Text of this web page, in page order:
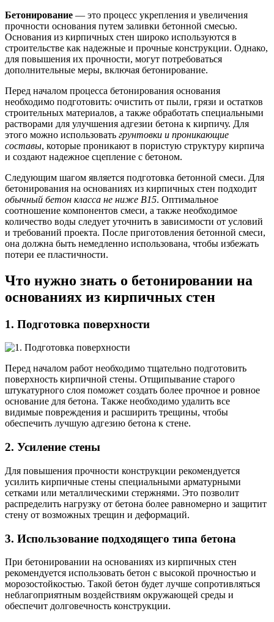
Бетонирование — это процесс укрепления и увеличения
прочности основания путем заливки бетонной смесью.
Основания из кирпичных стен широко используются в
строительстве как надежные и прочные конструкции. Однако,
для повышения их прочности, могут потребоваться
дополнительные меры, включая бетонирование.
Перед началом процесса бетонирования основания
необходимо подготовить: очистить от пыли, грязи и остатков
строительных материалов, а также обработать специальными
растворами для улучшения адгезии бетона к кирпичу. Для
этого можно использовать грунтовки и проникающие
составы, которые проникают в пористую структуру кирпича
и создают надежное сцепление с бетоном.
Следующим шагом является подготовка бетонной смеси. Для
бетонирования на основаниях из кирпичных стен подходит
обычный бетон класса не ниже B15. Оптимальное
соотношение компонентов смеси, а также необходимое
количество воды следует уточнить в зависимости от условий
и требований проекта. После приготовления бетонной смеси,
она должна быть немедленно использована, чтобы избежать
потери ее пластичности.
Что нужно знать о бетонировании на
основаниях из кирпичных стен
1. Подготовка поверхности
Перед началом работ необходимо тщательно подготовить
поверхность кирпичной стены. Отщипывание старого
штукатурного слоя поможет создать более прочное и ровное
основание для бетона. Также необходимо удалить все
видимые повреждения и расширить трещины, чтобы
обеспечить лучшую адгезию бетона к стене.
2. Усиление стены
Для повышения прочности конструкции рекомендуется
усилить кирпичные стены специальными арматурными
сетками или металлическими стержнями. Это позволит
распределить нагрузку от бетона более равномерно и защитит
стену от возможных трещин и деформаций.
3. Использование подходящего типа бетона
При бетонировании на основаниях из кирпичных стен
рекомендуется использовать бетон с высокой прочностью и
морозостойкостью. Такой бетон будет лучше сопротивляться
неблагоприятным воздействиям окружающей среды и
обеспечит долговечность конструкции.